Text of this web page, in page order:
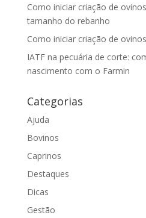
Como iniciar criação de
tamanho do rebanho
Como iniciar criação de
IATF na pecuária de corte:
nascimento com o Farmin
Categorias
Ajuda
Bovinos
Caprinos
Destaques
Dicas
Gestão